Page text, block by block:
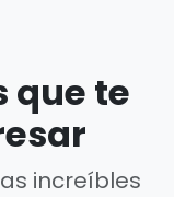
que te
increíbles